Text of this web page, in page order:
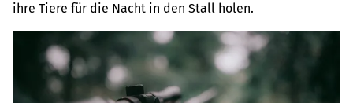
ihre Tiere für die Nacht in den Stall holen.